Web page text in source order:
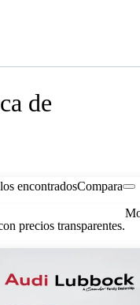
de
encontradosCompara
precios transparentes.